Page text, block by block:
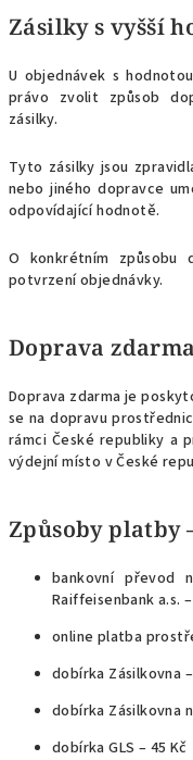
Zásilky s vyšší
U objednávek s
právo zvolit způsob
zásilky.
Tyto zásilky jsou
nebo jiného dopravce
odpovídající hodnotě.
O konkrétním způsobu
potvrzení objednávky.
Doprava zdarma
Doprava zdarma je
se na dopravu
rámci České republiky a
výdejní místo v České
Způsoby platby
bankovní převod
Raiffeisenbank a.s.
online platba
dobírka Zásilkovna
dobírka Zásilkovna
dobírka GLS – 45 Kč